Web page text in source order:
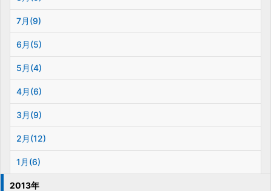
7月(9)
6月(5)
5月(4)
4月(6)
3月(9)
2月(12)
1月(6)
2013年